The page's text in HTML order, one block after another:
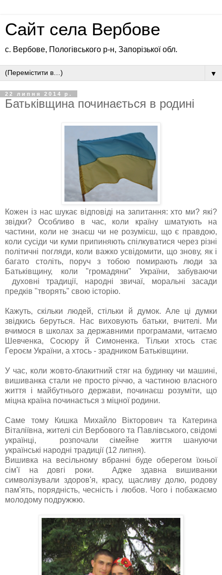
Сайт села Вербове
с. Вербове, Пологівського р-н, Запорізької обл.
▼
22 липня 2014 р.
Батьківщина починається в родині
Кожен із нас шукає відповіді на запитання: хто ми? які?
звідки? Особливо в час, коли країну шматують на
частини, коли не знаєш чи не розумієш, що є правдою,
коли сусіди чи куми припиняють спілкуватися через різні
політичні погляди, коли важко усвідомити, що знову, як і
багато століть, поруч з тобою помирають люди за
Батьківщину, коли "громадяни" України, забуваючи
духовні традиції, народні звичаї, моральні засади
предків "творять" свою історію.
Кажуть, скільки людей, стільки й думок. Але ці думки
звідкись беруться. Нас виховують батьки, вчителі. Ми
вчимося в школах за державними програмами, читаємо
Шевченка, Сосюру й Симоненка. Тільки хтось стає
Героєм України, а хтось - зрадником Батьківщини.
У час, коли жовто-блакитний стяг на будинку чи машині,
вишиванка стали не просто річчю, а частиною власного
життя і майбутнього держави, починаєш розуміти, що
міцна країна починається з міцної родини.
Саме тому Кишка Михайло Вікторович та Катерина
Віталіївна, жителі сіл Вербового та Павлівського, свідомі
українці, розпочали сімейне життя шануючи
українські народні традиції (12 липня).
Вишивка на весільному вбранні буде оберегом їхньої
сім'ї на довгі роки. Адже здавна вишиванки
символізували здоров'я, красу, щасливу долю, родову
пам'ять, порядність, чесність і любов. Чого і побажаємо
молодому подружжю.